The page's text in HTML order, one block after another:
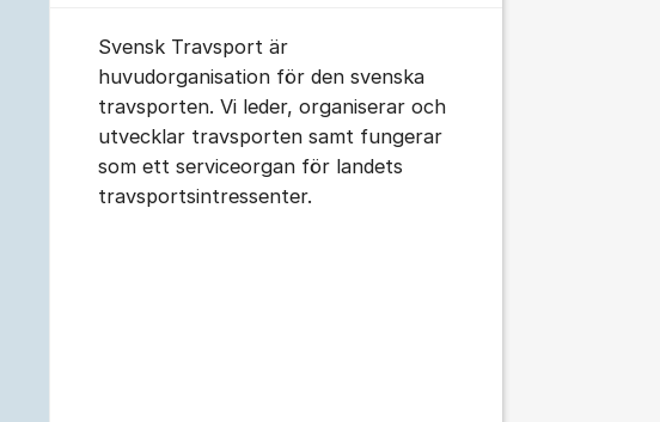
Svensk Travsport är
huvudorganisation för den svenska
travsporten. Vi leder, organiserar och
utvecklar travsporten samt fungerar
som ett serviceorgan för landets
travsportsintressenter.